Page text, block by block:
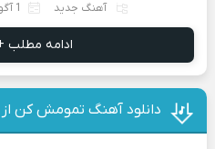
آهنگ جدید 1 آگوست 2025
ادامه مطلب
دانلود آهنگ تمومش کن